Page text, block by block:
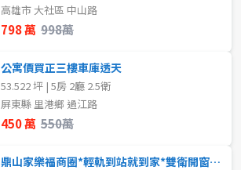
2樓
~
高雄市 大社區 中山路
798 萬 998萬
公寓價買正三樓車庫透天
53.522 坪 | 5房 2廳 2.5衛
屏東縣 里港鄉 過江路
450 萬 550萬
鼎山家樂福商圈*輕軌到站就到家*雙衛開窗*明亮3房